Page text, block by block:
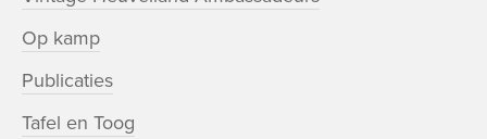
Op kamp
Publicaties
Tafel en Toog